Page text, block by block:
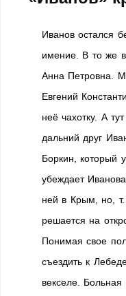
Иванов остался
имение. В то же
Анна Петровна.
Евгений
неё чахотку. А
дальний друг
Боркин, который
убеждает
ней в Крым, но, т.
решается на
Понимая свое
съездить к
векселе.